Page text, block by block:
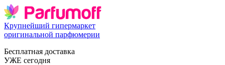
Крупнейший гипермаркет
оригинальной парфюмерии
Бесплатная доставка
УЖЕ сегодня